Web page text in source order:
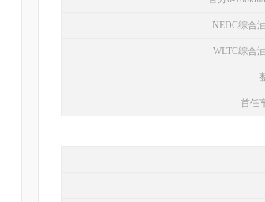
NEDC综合
WLTC综合
首任